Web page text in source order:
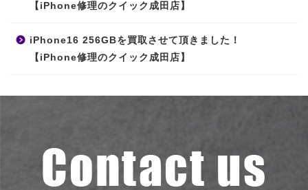
【iPhone修理のクイック成田店】
iPhone16 256GBを買取させて頂きました！
【iPhone修理のクイック成田店】